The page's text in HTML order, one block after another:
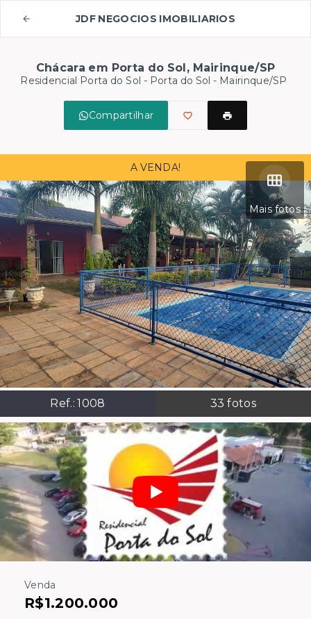
JDF NEGOCIOS IMOBILIARIOS
Chácara em Porta do Sol, Mairinque/SP
Residencial Porta do Sol - Porta do Sol - Mairinque/SP
Compartilhar
Mais fotos
Ref.:1008 33 fotos
A VENDA!
Venda
R$1.200.000